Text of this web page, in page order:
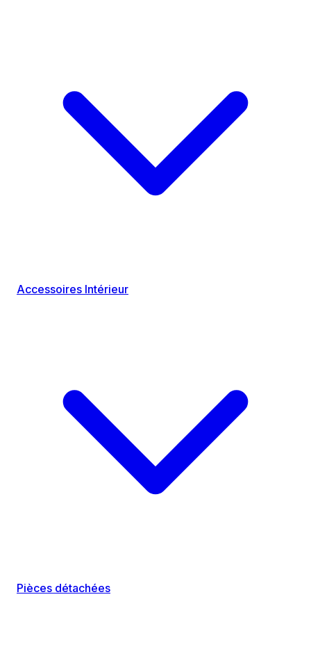
Accessoires Intérieur
Pièces détachées